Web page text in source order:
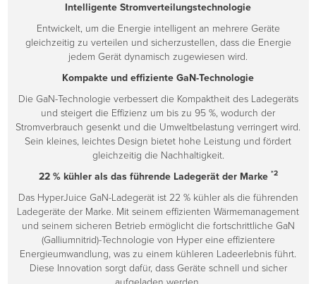
Intelligente Stromverteilungstechnologie
Entwickelt, um die Energie intelligent an mehrere Geräte
gleichzeitig zu verteilen und sicherzustellen, dass die Energie
jedem Gerät dynamisch zugewiesen wird.
Kompakte und effiziente GaN-Technologie
Die GaN-Technologie verbessert die Kompaktheit des Ladegeräts
und steigert die Effizienz um bis zu 95 %, wodurch der
Stromverbrauch gesenkt und die Umweltbelastung verringert wird.
Sein kleines, leichtes Design bietet hohe Leistung und fördert
gleichzeitig die Nachhaltigkeit.
22 % kühler als das führende Ladegerät der Marke *2
Das HyperJuice GaN-Ladegerät ist 22 % kühler als die führenden
Ladegeräte der Marke. Mit seinem effizienten Wärmemanagement
und seinem sicheren Betrieb ermöglicht die fortschrittliche GaN
(Galliumnitrid)-Technologie von Hyper eine effizientere
Energieumwandlung, was zu einem kühleren Ladeerlebnis führt.
Diese Innovation sorgt dafür, dass Geräte schnell und sicher